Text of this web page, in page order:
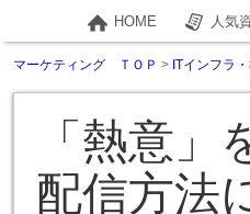
HOME 人気
マーケティング ＴＯＰ > ITインフラ
「熱意
配信方法